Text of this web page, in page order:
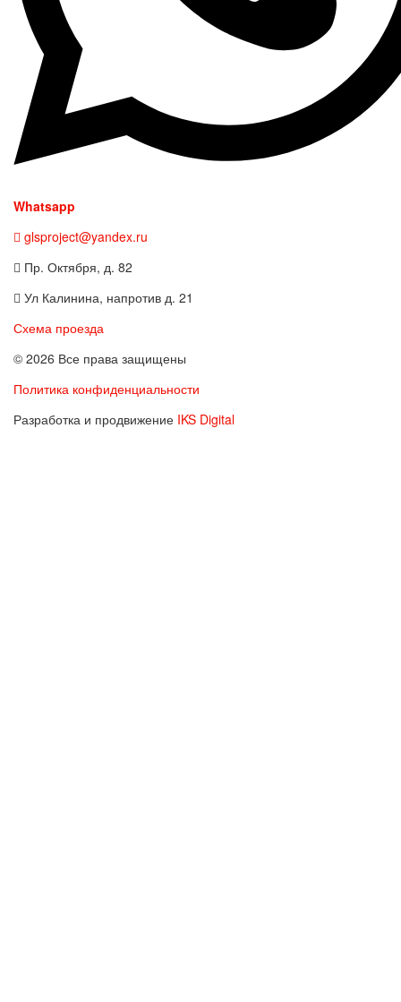
Whatsapp
glsproject@yandex.ru
Пр. Октября, д. 82
Ул Калинина, напротив д. 21
Схема проезда
© 2026 Все права защищены
Политика конфиденциальности
Разработка и продвижение IKS Digital